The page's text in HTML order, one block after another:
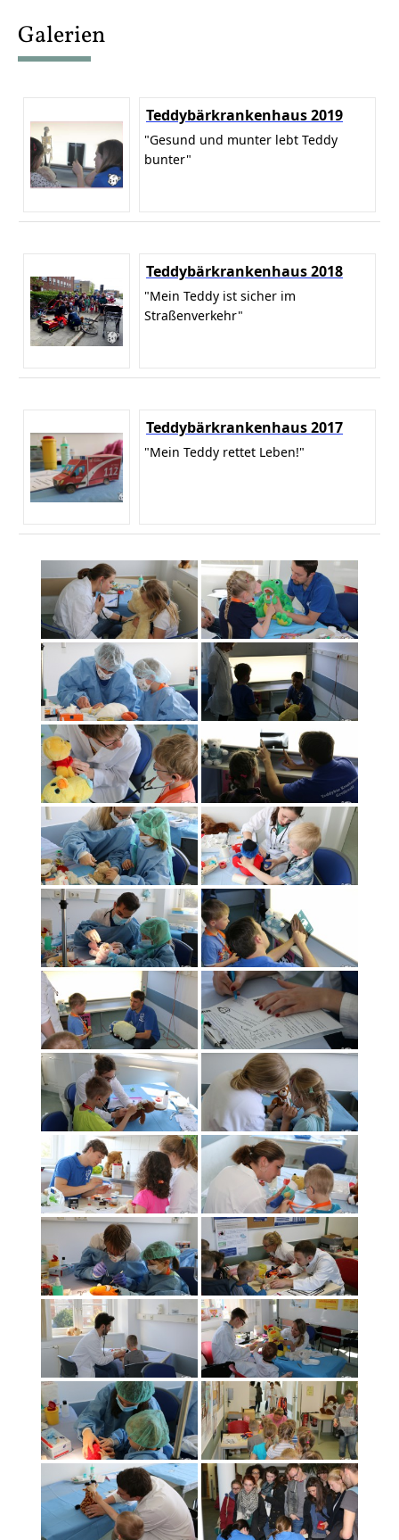
Galerien
Teddybärkrankenhaus 2019
"Gesund und munter lebt Teddy
bunter"
Teddybärkrankenhaus 2018
"Mein Teddy ist sicher im
Straßenverkehr"
Teddybärkrankenhaus 2017
"Mein Teddy rettet Leben!"